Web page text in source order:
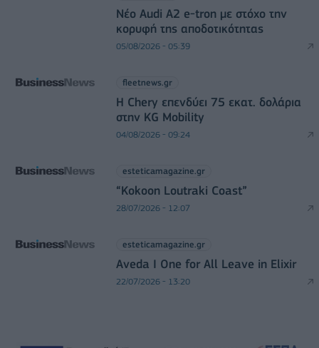
Νέο Audi A2 e-tron με στόχο την
κορυφή της αποδοτικότητας
05/08/2026 - 05:39
fleetnews.gr
Η Chery επενδύει 75 εκατ. δολάρια
στην KG Mobility
04/08/2026 - 09:24
esteticamagazine.gr
“Kokoon Loutraki Coast”
28/07/2026 - 12:07
esteticamagazine.gr
Aveda I One for All Leave in Elixir
22/07/2026 - 13:20